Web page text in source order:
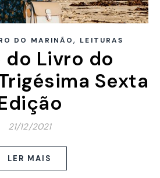
DO MARINÃO, LEITURAS
do Livro do
Sexta
21/12/2021
LER MAIS